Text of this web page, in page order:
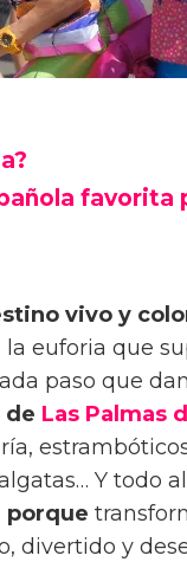
favorita
vivo y
euforia que
paso que
de Las Palmas
Y todo
porque
divertido y